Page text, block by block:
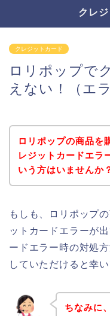
クレ
クレジットカード
ロリポップで
えない！（エ
ロリポップの商品を
レジットカードエラ
いう方はいませんか
もしも、ロリポップ
ットカードエラーが
ードエラー時の対処
していただけると幸い
ちなみに